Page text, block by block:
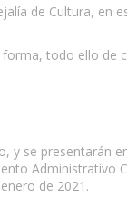
de Cultura, en
todo ello de
y se presentarán
Administrativo
de 2021.